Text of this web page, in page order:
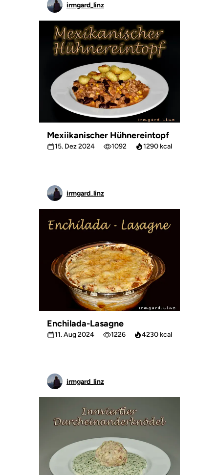
irmgard_linz
Mexiikanischer Hühnereintopf
15. Dez 2024 1092 1290 kcal
irmgard_linz
Enchilada-Lasagne
11. Aug 2024 1226 4230 kcal
irmgard_linz